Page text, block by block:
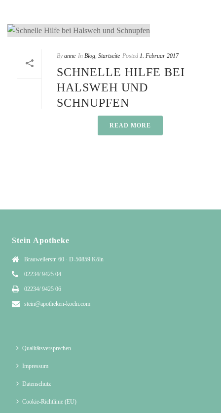
By anne In Blog Startseite Posted 1. Februar 2017
SCHNELLE HILFE BEI
HALSWEH UND
SCHNUPFEN
READ MORE
Stein Apotheke
Brauweilerstr. 60 · D-50859 Köln
02234/ 9425 04
02234/ 9425 06
stein@apotheken-koeln.com
Qualitätsversprechen
Impressum
Datenschutz
Cookie-Richtlinie (EU)